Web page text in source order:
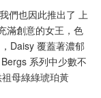
們也因此推出了 上
滿創意的女王，色
Daisy 覆蓋著濃郁
系列中少數不
母綠綠琥珀黃